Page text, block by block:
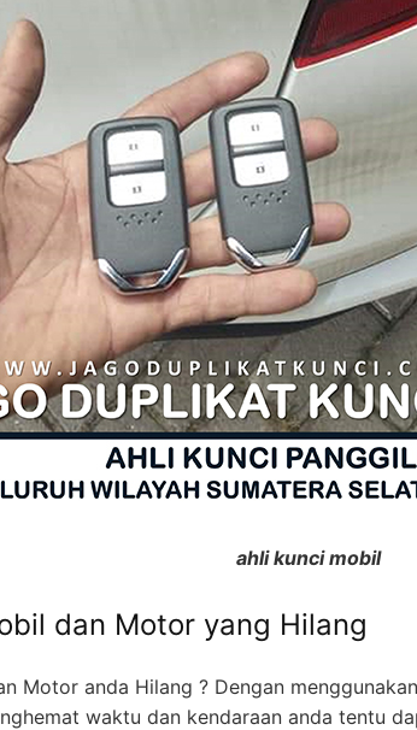
ahli kunci mobil
dan Motor yang Hilang
Motor anda Hilang ? Dengan
waktu dan kendaraan anda tentu